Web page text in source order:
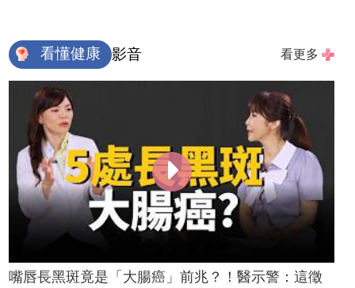
看懂健康 影音 看更多
嘴唇長黑斑竟是「大腸癌」前兆？！醫示警：這徵